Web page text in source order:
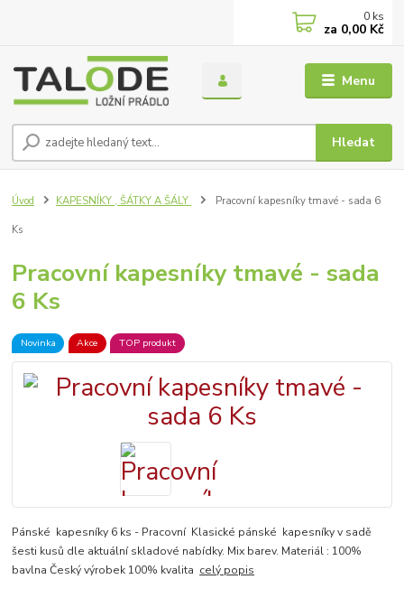
Menu
Hledat
0 ks
za 0,00 Kč
Úvod KAPESNÍKY , ŠÁTKY A ŠÁLY Pracovní kapesníky tmavé - sada 6
Ks
Pracovní kapesníky tmavé - sada
6 Ks
Novinka Akce TOP produkt
Pánské kapesníky 6 ks - Pracovní Klasické pánské kapesníky v sadě
šesti kusů dle aktuální skladové nabídky. Mix barev. Materiál : 100%
bavlna Český výrobek 100% kvalita celý popis